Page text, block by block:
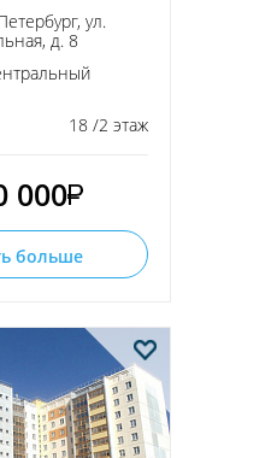
ул.
д. 8
18 /2 этаж
000
больше